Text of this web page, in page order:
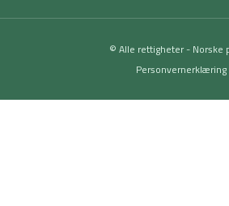
© Alle rettigheter - Norske
Personvernerklæring